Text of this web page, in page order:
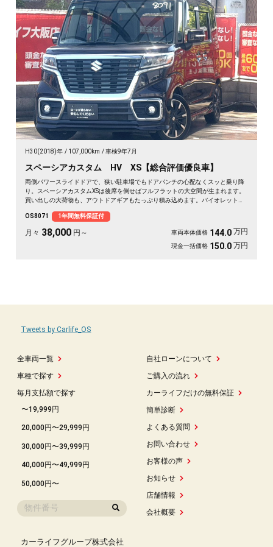
H30(2018)年 107,000km 車検9年7月
スペーシアカスタム HV XS【総合評価優良車】
両側パワースライドドアで、狭い駐車場でもドアパンチの心配なくスッと乗り降
り。スペーシアカスタムXSは後席を倒せばフルフラットの大空間が生まれます。
買い出しの大荷物も、アウトドアギアもたっぷり積み込めます。バイオレットの
クテーブルで、長距離移動も快適に過ごせます。休日の遠出が待ち遠しくなりま
すよ。安心してお乗りいただける《1年保証付》です🚗✨💺🙌😊
OS8071 1年間無料保証付
月々 38,000 円～ 車両本体価格 144.0 万円
現金一括価格 150.0 万円
全車両一覧
車種で探す
毎月支払額で探す
〜19,999円
20,000円〜29,999円
30,000円〜39,999円
40,000円〜49,999円
50,000円〜
自社ローンについて
ご購入の流れ
カーライフだけの無料保証
簡単診断
よくある質問
お問い合わせ
お客様の声
お知らせ
店舗情報
会社概要
Tweets by Carlife_OS
カーライフグループ株式会社